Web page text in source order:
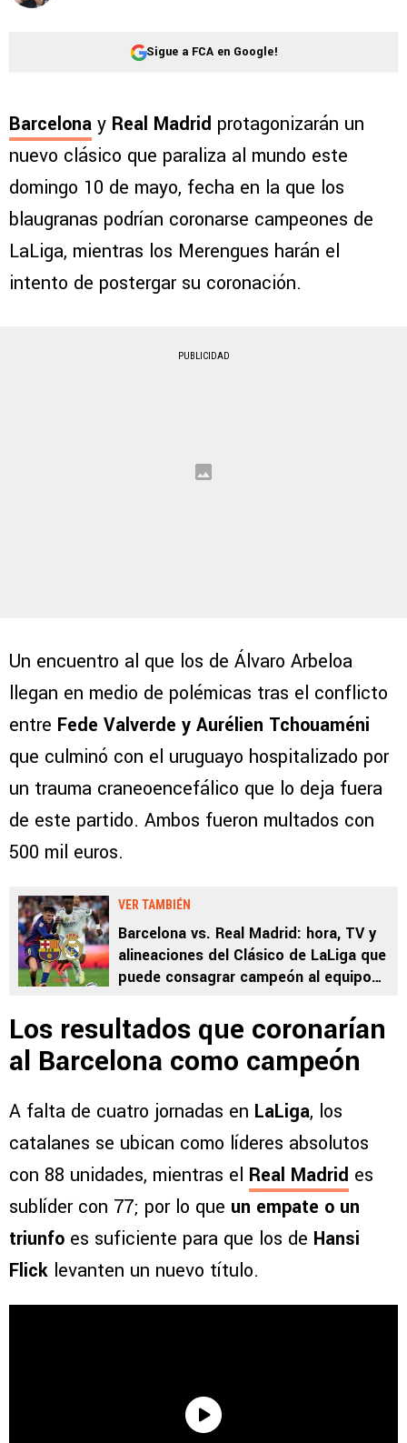
Sigue a FCA en Google!
Barcelona y Real Madrid protagonizarán un
nuevo clásico que paraliza al mundo este
domingo 10 de mayo, fecha en la que los
blaugranas podrían coronarse campeones de
LaLiga, mientras los Merengues harán el
intento de postergar su coronación.
PUBLICIDAD
Un encuentro al que los de Álvaro Arbeloa
llegan en medio de polémicas tras el conflicto
entre Fede Valverde y Aurélien Tchouaméni
que culminó con el uruguayo hospitalizado por
un trauma craneoencefálico que lo deja fuera
de este partido. Ambos fueron multados con
500 mil euros.
VER TAMBIÉN
Barcelona vs. Real Madrid: hora, TV y
alineaciones del Clásico de LaLiga que
puede consagrar campeón al equipo
Los resultados que coronarían
al Barcelona como campeón
A falta de cuatro jornadas en LaLiga, los
catalanes se ubican como líderes absolutos
con 88 unidades, mientras el Real Madrid es
sublíder con 77; por lo que un empate o un
triunfo es suficiente para que los de Hansi
Flick levanten un nuevo título.